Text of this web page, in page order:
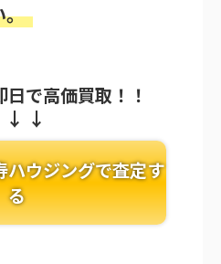
。
日で高価買取！！
ハウジングで査定す
る